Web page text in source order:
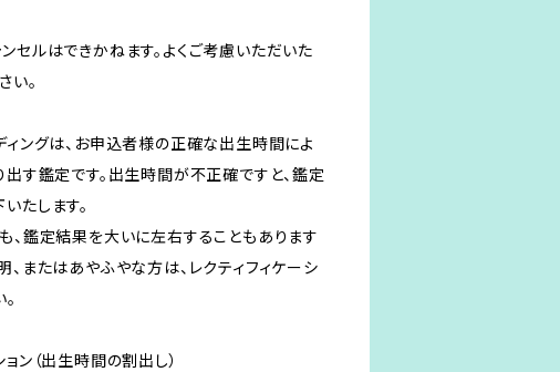
セルはできかねます。よくご考慮いただいた
い。
ィングは、お申込者様の正確な出生時間によ
出す鑑定です。出生時間が不正確ですと、鑑定
たします。
、鑑定結果を大いに左右することもあります
、またはあやふやな方は、レクティフィケーシ
ン（出生時間の割出し）